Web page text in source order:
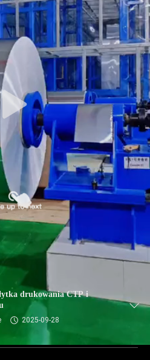
drukowania CTP i
2025-09-28